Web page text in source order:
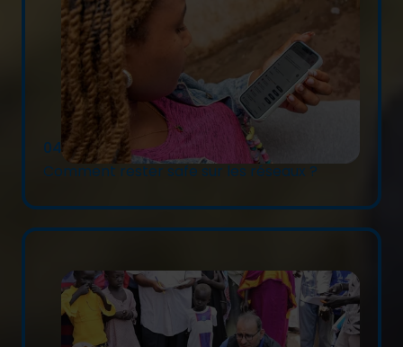
04/08/2026
Comment rester safe sur les réseaux ?